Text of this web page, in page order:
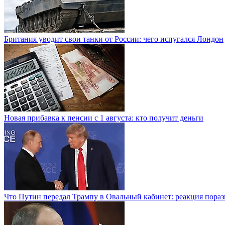
Британия уводит свои танки от России: чего испугался Лондон
Новая прибавка к пенсии с 1 августа: кто получит деньги
Что Путин передал Трампу в Овальный кабинет: реакция